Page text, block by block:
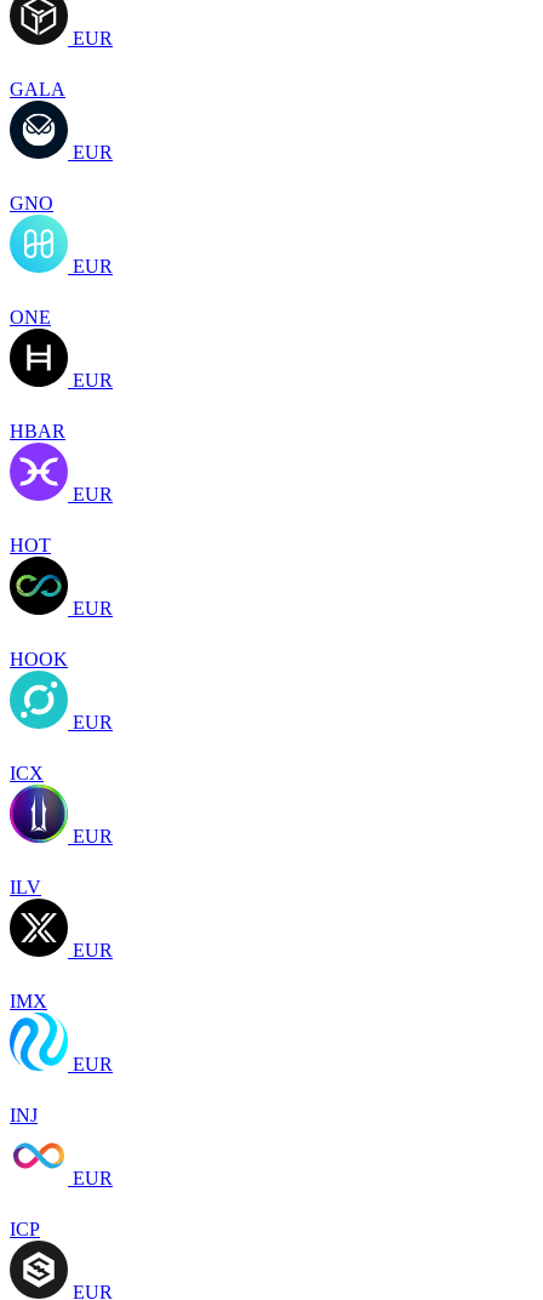
EUR
GALA
EUR
GNO
EUR
ONE
EUR
HBAR
EUR
HOT
EUR
HOOK
EUR
ICX
EUR
ILV
EUR
IMX
EUR
INJ
EUR
ICP
EUR